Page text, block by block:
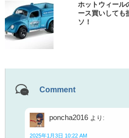
ホットウィール
ース買いしても
ソ！
Comment
poncha2016 より:
2025年1月3日 10:22 AM